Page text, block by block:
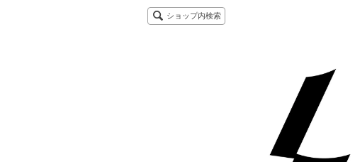
ショップ内検索